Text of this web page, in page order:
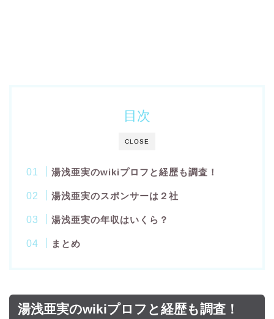
CLOSE
目次
湯浅亜実のwikiプロフと経歴も調査！
湯浅亜実のスポンサーは２社
湯浅亜実の年収はいくら？
まとめ
湯浅亜実のwikiプロフと経歴も調査！